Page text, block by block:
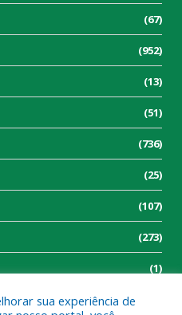
(67)
(952)
(13)
(51)
(736)
(25)
(107)
(273)
(1)
sua experiência de